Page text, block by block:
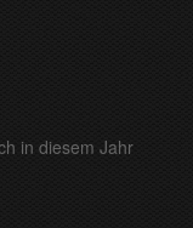
in diesem Jahr